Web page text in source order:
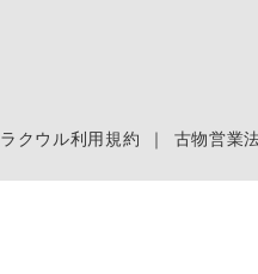
ラクウル利用規約 ｜ 古物営業